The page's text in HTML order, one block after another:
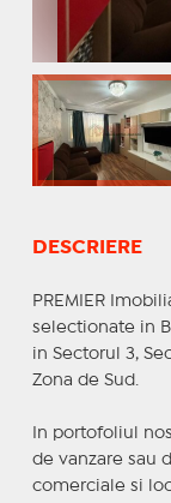
DESCRIERE
PREMIER
selectionate in
in Sectorul 3,
Zona de Sud.
In portofoliul
de vanzare sau
comerciale si